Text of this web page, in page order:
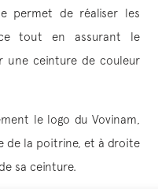
permet de réaliser les
tout en assurant le
ceinture de couleur
le logo du Vovinam,
de la poitrine, et à droite
sa ceinture.